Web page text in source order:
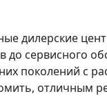
дилерские
до сервисного
поколений с
отличным